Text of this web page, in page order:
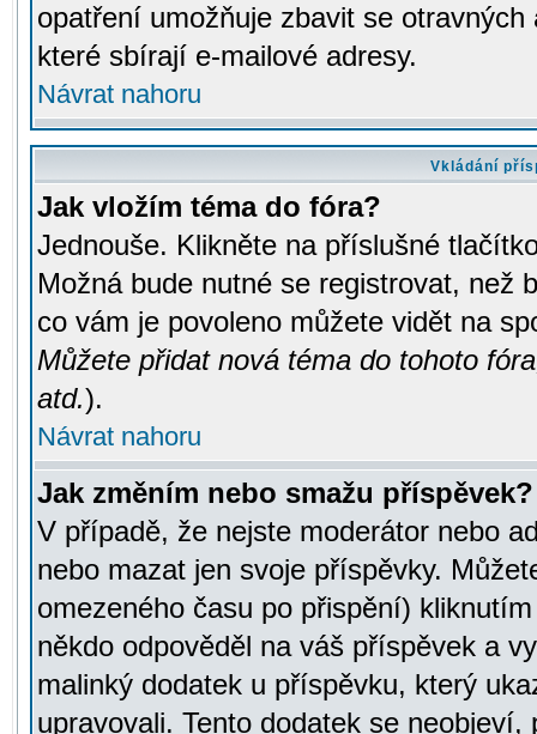
opatření umožňuje zbavit se
které sbírají e-mailové adresy.
Návrat nahoru
Vkládání
Jak vložím téma do fóra?
Jednouše. Klikněte na příslušné
Možná bude nutné se registrovat, než
co vám je povoleno můžete vidět na
Můžete přidat nová téma do tohoto
atd.).
Návrat nahoru
Jak změním nebo smažu příspěvek?
V případě, že nejste moderátor nebo
nebo mazat jen svoje příspěvky.
omezeného času po přispění)
někdo odpověděl na váš příspěvek a
malinký dodatek u příspěvku, který
upravovali. Tento dodatek se